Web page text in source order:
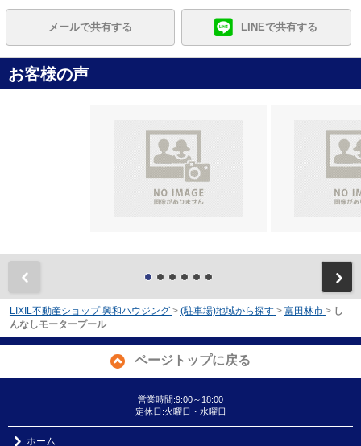
メールで共有する LINEで共有する
お客様の声
LIXIL不動産ショップ 興和ハウジング > (駐車場)地域から探す > 富田林市 > し
んなしモータープール
ページトップに戻る
営業時間:9:00～18:00
定休日:火曜日・水曜日
ホーム